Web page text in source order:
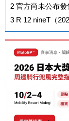
2 官方尚未公布發
3 R 12 nineT（